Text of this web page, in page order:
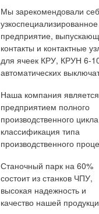
Мы зарекомендовали
узкоспециализированное
предприятие,
контакты и контактные
для ячеек КРУ, КРУН 6-
автоматических
Наша компания является
предприятием полного
производственного
классификация типа
производственного
Станочный парк на 60%
состоит из станков ЧПУ,
высокая надежность и
качество нашей